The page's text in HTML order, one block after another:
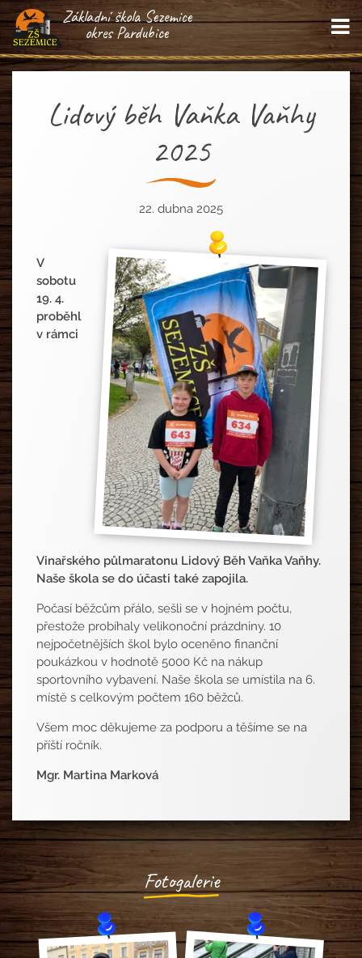
Základní škola Sezemice
okres Pardubice
Lidový běh Vaňka Vaňhy
2025
22. dubna 2025
V
sobotu
19. 4.
proběhl
v rámci
Vinařského půlmaratonu Lidový Běh Vaňka Vaňhy.
Naše škola se do účasti také zapojila.
Počasí běžcům přálo, sešli se v hojném počtu,
přestože probíhaly velikonoční prázdniny. 10
nejpočetnějších škol bylo oceněno finanční
poukázkou v hodnotě 5000 Kč na nákup
sportovního vybavení. Naše škola se umístila na 6.
místě s celkovým počtem 160 běžců.
Všem moc děkujeme za podporu a těšíme se na
příští ročník.
Mgr. Martina Marková
Fotogalerie